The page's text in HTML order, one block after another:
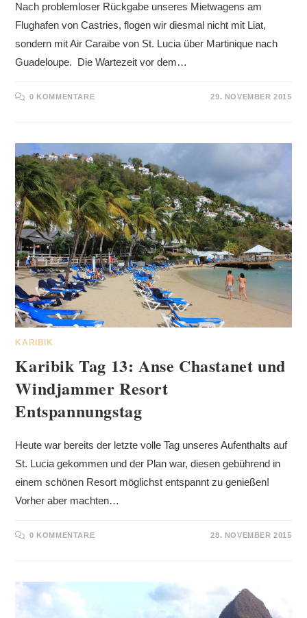
Nach problemloser Rückgabe unseres Mietwagens am
Flughafen von Castries, flogen wir diesmal nicht mit Liat,
sondern mit Air Caraibe von St. Lucia über Martinique nach
Guadeloupe. Die Wartezeit vor dem…
0 KOMMENTARE 29. NOVEMBER 2015
KARIBIK
Karibik Tag 13: Anse Chastanet und
Windjammer Resort
Entspannungstag
Heute war bereits der letzte volle Tag unseres Aufenthalts auf
St. Lucia gekommen und der Plan war, diesen gebührend in
einem schönen Resort möglichst entspannt zu genießen!
Vorher aber machten…
0 KOMMENTARE 28. NOVEMBER 2015